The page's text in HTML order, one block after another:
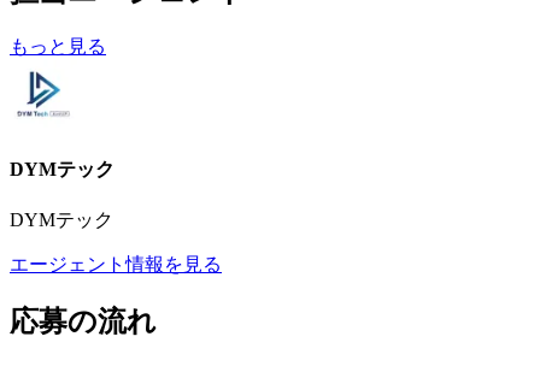
もっと見る
DYMテック
DYMテック
エージェント情報を見る
応募の流れ